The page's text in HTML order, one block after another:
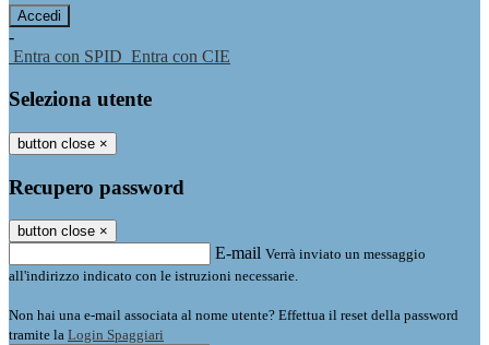
-
Entra con SPID Entra con CIE
Seleziona utente
button close ×
Recupero password
button close ×
E-mail Verrà inviato un messaggio
all'indirizzo indicato con le istruzioni necessarie.
Non hai una e-mail associata al nome utente? Effettua il reset della password
tramite la Login Spaggiari